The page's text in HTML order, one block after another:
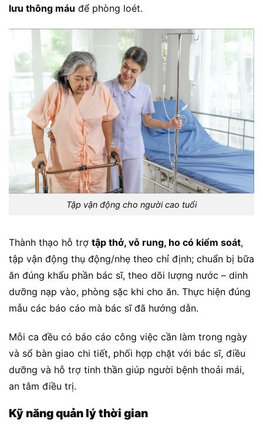
lưu thông máu để phòng loét.
Tập vận động cho người cao tuổi
Thành thạo hỗ trợ tập thở, vỗ rung, ho có kiểm soát,
tập vận động thụ động/nhẹ theo chỉ định; chuẩn bị bữa
ăn đúng khẩu phần bác sĩ, theo dõi lượng nước – dinh
dưỡng nạp vào, phòng sặc khi cho ăn. Thực hiện đúng
mẫu các báo cáo mà bác sĩ đã hướng dẫn.
Mỗi ca đều có báo cáo công việc cần làm trong ngày
và sổ bàn giao chi tiết, phối hợp chặt với bác sĩ, điều
dưỡng và hỗ trợ tinh thần giúp người bệnh thoải mái,
an tâm điều trị.
Kỹ năng quản lý thời gian